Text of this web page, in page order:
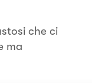
che ci
ma